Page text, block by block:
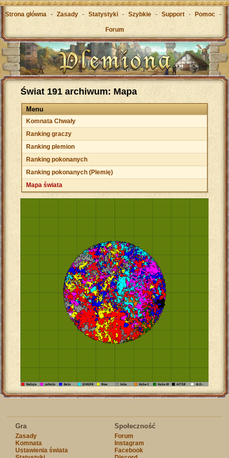
Strona główna - Zasady - Statystyki - Szybkie - Support - Pomoc -
Forum
Świat 191 archiwum: Mapa
Menu
Komnata Chwały
Ranking graczy
Ranking plemion
Ranking pokonanych
Ranking pokonanych (Plemię)
Mapa świata
Gra
Zasady
Komnata
Ustawienia świata
Społeczność
Forum
Instagram
Facebook